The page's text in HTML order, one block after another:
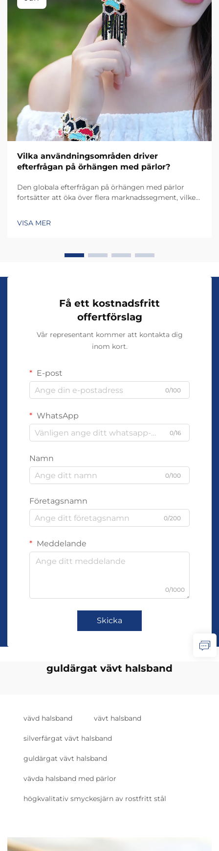
Vilka användningsområden driver
efterfrågan på örhängen med pärlor?
Den globala efterfrågan på örhängen med pärlor
fortsätter att öka över flera marknadssegment, vilket
trender. Att förstå dessa specifika
VISA MER
Få ett kostnadsfritt
offertförslag
Vår representant kommer att kontakta dig
inom kort.
E-post
0/100
WhatsApp
0/16
Namn
0/100
Företagsnamn
0/200
Meddelande
0/1000
Skicka
guldärgat vävt halsband
vävd halsband vävt halsband
silverfärgat vävt halsband
guldärgat vävt halsband
vävda halsband med pärlor
högkvalitativ smyckesjärn av rostfritt stål